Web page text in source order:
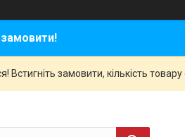
замовити, кількість